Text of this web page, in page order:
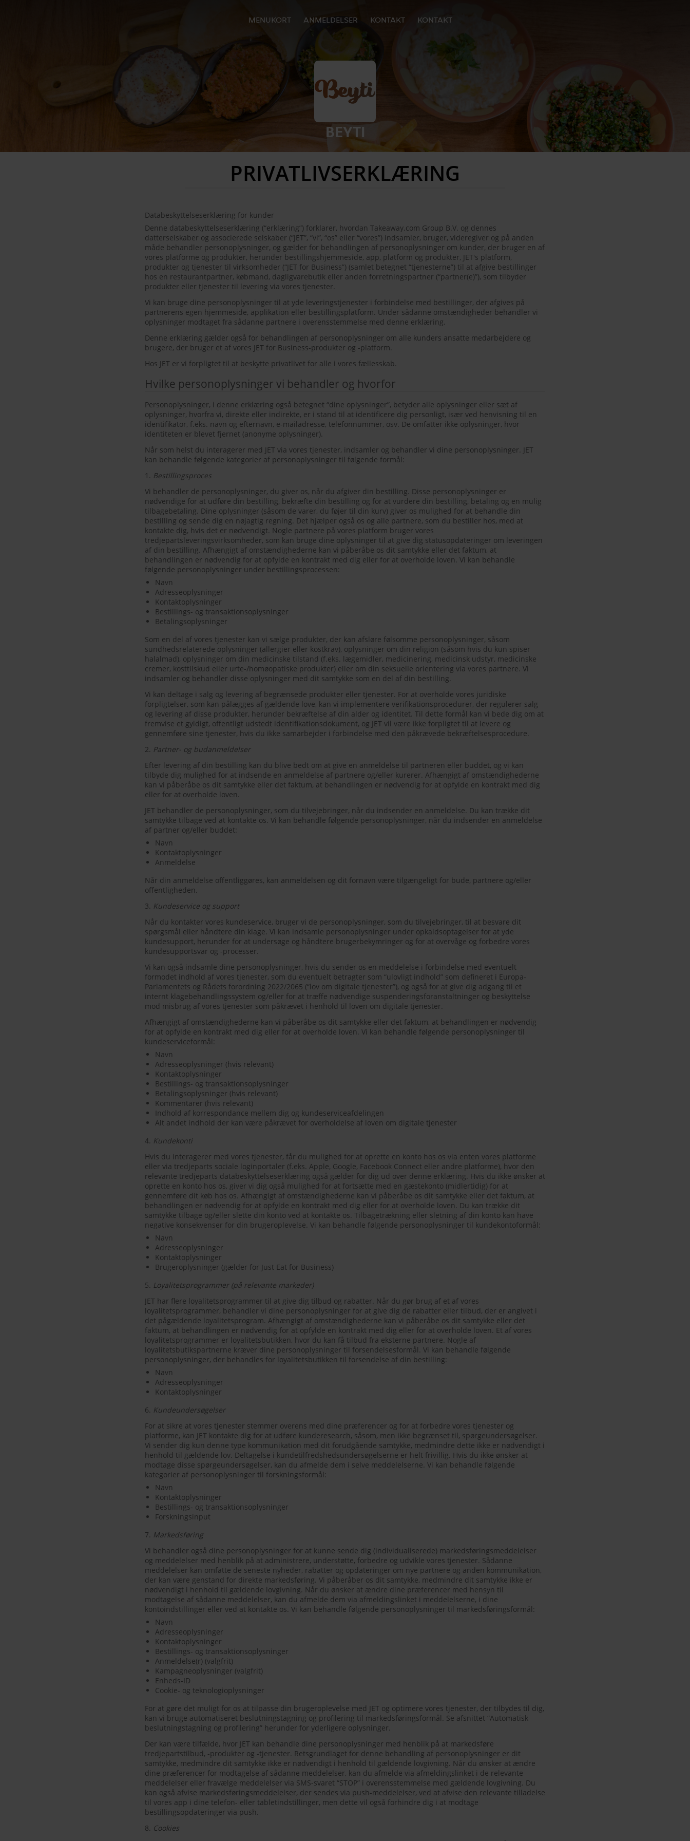
MENUKORT ANMELDELSER KONTAKT KONTAKT
BEYTI
PRIVATLIVSERKLÆRING
Databeskyttelseserklæring for kunder
Denne databeskyttelseserklæring (“erklæring”) forklarer, hvordan Takeaway.com Group B.V. og dennes
datterselskaber og associerede selskaber (“JET”, “vi”, “os” eller “vores”) indsamler, bruger, videregiver og på anden
måde behandler personoplysninger, og gælder for behandlingen af personoplysninger om kunder, der bruger en af
vores platforme og produkter, herunder bestillingshjemmeside, app, platform og produkter, JET's platform,
produkter og tjenester til virksomheder (“JET for Business”) (samlet betegnet “tjenesterne”) til at afgive bestillinger
hos en restaurantpartner, købmand, dagligvarebutik eller anden forretningspartner (“partner(e)”), som tilbyder
produkter eller tjenester til levering via vores tjenester.
Vi kan bruge dine personoplysninger til at yde leveringstjenester i forbindelse med bestillinger, der afgives på
partnerens egen hjemmeside, applikation eller bestillingsplatform. Under sådanne omstændigheder behandler vi
oplysninger modtaget fra sådanne partnere i overensstemmelse med denne erklæring.
Denne erklæring gælder også for behandlingen af personoplysninger om alle kunders ansatte medarbejdere og
brugere, der bruger et af vores JET for Business-produkter og -platform.
Hos JET er vi forpligtet til at beskytte privatlivet for alle i vores fællesskab.
Hvilke personoplysninger vi behandler og hvorfor
Personoplysninger, i denne erklæring også betegnet “dine oplysninger”, betyder alle oplysninger eller sæt af
oplysninger, hvorfra vi, direkte eller indirekte, er i stand til at identificere dig personligt, især ved henvisning til en
identifikator, f.eks. navn og efternavn, e-mailadresse, telefonnummer, osv. De omfatter ikke oplysninger, hvor
identiteten er blevet fjernet (anonyme oplysninger).
Når som helst du interagerer med JET via vores tjenester, indsamler og behandler vi dine personoplysninger. JET
kan behandle følgende kategorier af personoplysninger til følgende formål:
1. Bestillingsproces
Vi behandler de personoplysninger, du giver os, når du afgiver din bestilling. Disse personoplysninger er
nødvendige for at udføre din bestilling, bekræfte din bestilling og for at vurdere din bestilling, betaling og en mulig
tilbagebetaling. Dine oplysninger (såsom de varer, du føjer til din kurv) giver os mulighed for at behandle din
bestilling og sende dig en nøjagtig regning. Det hjælper også os og alle partnere, som du bestiller hos, med at
kontakte dig, hvis det er nødvendigt. Nogle partnere på vores platform bruger vores
tredjepartsleveringsvirksomheder, som kan bruge dine oplysninger til at give dig statusopdateringer om leveringen
af din bestilling. Afhængigt af omstændighederne kan vi påberåbe os dit samtykke eller det faktum, at
behandlingen er nødvendig for at opfylde en kontrakt med dig eller for at overholde loven. Vi kan behandle
følgende personoplysninger under bestillingsprocessen:
Navn
Adresseoplysninger
Kontaktoplysninger
Bestillings- og transaktionsoplysninger
Betalingsoplysninger
Som en del af vores tjenester kan vi sælge produkter, der kan afsløre følsomme personoplysninger, såsom
sundhedsrelaterede oplysninger (allergier eller kostkrav), oplysninger om din religion (såsom hvis du kun spiser
halalmad), oplysninger om din medicinske tilstand (f.eks. lægemidler, medicinering, medicinsk udstyr, medicinske
cremer, kosttilskud eller urte-/homøopatiske produkter) eller om din seksuelle orientering via vores partnere. Vi
indsamler og behandler disse oplysninger med dit samtykke som en del af din bestilling.
Vi kan deltage i salg og levering af begrænsede produkter eller tjenester. For at overholde vores juridiske
forpligtelser, som kan pålægges af gældende love, kan vi implementere verifikationsprocedurer, der regulerer salg
og levering af disse produkter, herunder bekræftelse af din alder og identitet. Til dette formål kan vi bede dig om at
fremvise et gyldigt, offentligt udstedt identifikationsdokument, og JET vil være ikke forpligtet til at levere og
gennemføre sine tjenester, hvis du ikke samarbejder i forbindelse med den påkrævede bekræftelsesprocedure.
2. Partner- og budanmeldelser
Efter levering af din bestilling kan du blive bedt om at give en anmeldelse til partneren eller buddet, og vi kan
tilbyde dig mulighed for at indsende en anmeldelse af partnere og/eller kurerer. Afhængigt af omstændighederne
kan vi påberåbe os dit samtykke eller det faktum, at behandlingen er nødvendig for at opfylde en kontrakt med dig
eller for at overholde loven.
JET behandler de personoplysninger, som du tilvejebringer, når du indsender en anmeldelse. Du kan trække dit
samtykke tilbage ved at kontakte os. Vi kan behandle følgende personoplysninger, når du indsender en anmeldelse
af partner og/eller buddet:
Navn
Kontaktoplysninger
Anmeldelse
Når din anmeldelse offentliggøres, kan anmeldelsen og dit fornavn være tilgængeligt for bude, partnere og/eller
offentligheden.
3. Kundeservice og support
Når du kontakter vores kundeservice, bruger vi de personoplysninger, som du tilvejebringer, til at besvare dit
spørgsmål eller håndtere din klage. Vi kan indsamle personoplysninger under opkaldsoptagelser for at yde
kundesupport, herunder for at undersøge og håndtere brugerbekymringer og for at overvåge og forbedre vores
kundesupportsvar og -processer.
Vi kan også indsamle dine personoplysninger, hvis du sender os en meddelelse i forbindelse med eventuelt
formodet indhold af vores tjenester, som du eventuelt betragter som “ulovligt indhold” som defineret i Europa-
Parlamentets og Rådets forordning 2022/2065 (“lov om digitale tjenester”), og også for at give dig adgang til et
internt klagebehandlingssystem og/eller for at træffe nødvendige suspenderingsforanstaltninger og beskyttelse
mod misbrug af vores tjenester som påkrævet i henhold til loven om digitale tjenester.
Afhængigt af omstændighederne kan vi påberåbe os dit samtykke eller det faktum, at behandlingen er nødvendig
for at opfylde en kontrakt med dig eller for at overholde loven. Vi kan behandle følgende personoplysninger til
kundeserviceformål:
Navn
Adresseoplysninger (hvis relevant)
Kontaktoplysninger
Bestillings- og transaktionsoplysninger
Betalingsoplysninger (hvis relevant)
Kommentarer (hvis relevant)
Indhold af korrespondance mellem dig og kundeserviceafdelingen
Alt andet indhold der kan være påkrævet for overholdelse af loven om digitale tjenester
4. Kundekonti
Hvis du interagerer med vores tjenester, får du mulighed for at oprette en konto hos os via enten vores platforme
eller via tredjeparts sociale loginportaler (f.eks. Apple, Google, Facebook Connect eller andre platforme), hvor den
relevante tredjeparts databeskyttelseserklæring også gælder for dig ud over denne erklæring. Hvis du ikke ønsker at
oprette en konto hos os, giver vi dig også mulighed for at fortsætte med en gæstekonto (midlertidig) for at
gennemføre dit køb hos os. Afhængigt af omstændighederne kan vi påberåbe os dit samtykke eller det faktum, at
behandlingen er nødvendig for at opfylde en kontrakt med dig eller for at overholde loven. Du kan trække dit
samtykke tilbage og/eller slette din konto ved at kontakte os. Tilbagetrækning eller sletning af din konto kan have
negative konsekvenser for din brugeroplevelse. Vi kan behandle følgende personoplysninger til kundekontoformål:
Navn
Adresseoplysninger
Kontaktoplysninger
Brugeroplysninger (gælder for Just Eat for Business)
5. Loyalitetsprogrammer (på relevante markeder)
JET har flere loyalitetsprogrammer til at give dig tilbud og rabatter. Når du gør brug af et af vores
loyalitetsprogrammer, behandler vi dine personoplysninger for at give dig de rabatter eller tilbud, der er angivet i
det pågældende loyalitetsprogram. Afhængigt af omstændighederne kan vi påberåbe os dit samtykke eller det
faktum, at behandlingen er nødvendig for at opfylde en kontrakt med dig eller for at overholde loven. Et af vores
loyalitetsprogrammer er loyalitetsbutikken, hvor du kan få tilbud fra eksterne partnere. Nogle af
loyalitetsbutikspartnerne kræver dine personoplysninger til forsendelsesformål. Vi kan behandle følgende
personoplysninger, der behandles for loyalitetsbutikken til forsendelse af din bestilling:
Navn
Adresseoplysninger
Kontaktoplysninger
6. Kundeundersøgelser
For at sikre at vores tjenester stemmer overens med dine præferencer og for at forbedre vores tjenester og
platforme, kan JET kontakte dig for at udføre kunderesearch, såsom, men ikke begrænset til, spørgeundersøgelser.
Vi sender dig kun denne type kommunikation med dit forudgående samtykke, medmindre dette ikke er nødvendigt i
henhold til gældende lov. Deltagelse i kundetilfredshedsundersøgelserne er helt frivillig. Hvis du ikke ønsker at
modtage disse spørgeundersøgelser, kan du afmelde dem i selve meddelelserne. Vi kan behandle følgende
kategorier af personoplysninger til forskningsformål:
Navn
Kontaktoplysninger
Bestillings- og transaktionsoplysninger
Forskningsinput
7. Markedsføring
Vi behandler også dine personoplysninger for at kunne sende dig (individualiserede) markedsføringsmeddelelser
og meddelelser med henblik på at administrere, understøtte, forbedre og udvikle vores tjenester. Sådanne
meddelelser kan omfatte de seneste nyheder, rabatter og opdateringer om nye partnere og anden kommunikation,
der kan være genstand for direkte markedsføring. Vi påberåber os dit samtykke, medmindre dit samtykke ikke er
nødvendigt i henhold til gældende lovgivning. Når du ønsker at ændre dine præferencer med hensyn til
modtagelse af sådanne meddelelser, kan du afmelde dem via afmeldingslinket i meddelelserne, i dine
kontoindstillinger eller ved at kontakte os. Vi kan behandle følgende personoplysninger til markedsføringsformål:
Navn
Adresseoplysninger
Kontaktoplysninger
Bestillings- og transaktionsoplysninger
Anmeldelse(r) (valgfrit)
Kampagneoplysninger (valgfrit)
Enheds-ID
Cookie- og teknologioplysninger
For at gøre det muligt for os at tilpasse din brugeroplevelse med JET og optimere vores tjenester, der tilbydes til dig,
kan vi bruge automatiseret beslutningstagning og profilering til markedsføringsformål. Se afsnittet “Automatisk
beslutningstagning og profilering” herunder for yderligere oplysninger.
Der kan være tilfælde, hvor JET kan behandle dine personoplysninger med henblik på at markedsføre
tredjepartstilbud, -produkter og -tjenester. Retsgrundlaget for denne behandling af personoplysninger er dit
samtykke, medmindre dit samtykke ikke er nødvendigt i henhold til gældende lovgivning. Når du ønsker at ændre
dine præferencer for modtagelse af sådanne meddelelser, kan du afmelde via afmeldingslinket i de relevante
meddelelser eller fravælge meddelelser via SMS-svaret “STOP” i overensstemmelse med gældende lovgivning. Du
kan også afvise markedsføringsmeddelelser, der sendes via push-meddelelser, ved at afvise den relevante tilladelse
til vores app i dine telefon- eller tabletindstillinger, men dette vil også forhindre dig i at modtage
bestillingsopdateringer via push.
8. Cookies